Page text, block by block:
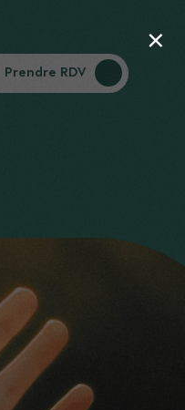
Prendre RDV
×